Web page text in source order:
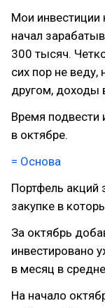
Мои инвестиции
начал
300 тысяч.
сих пор не веду,
другом, доходы
Время подвести
в октябре.
= Основа
Портфель акций
закупке в
За октябрь
инвестировано
в месяц в
На начало